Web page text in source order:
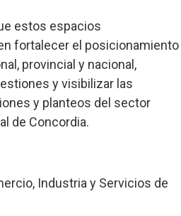
estos espacios
fortalecer el posicionamiento
provincial y nacional,
y visibilizar las
y planteos del sector
de Concordia.
Industria y Servicios de